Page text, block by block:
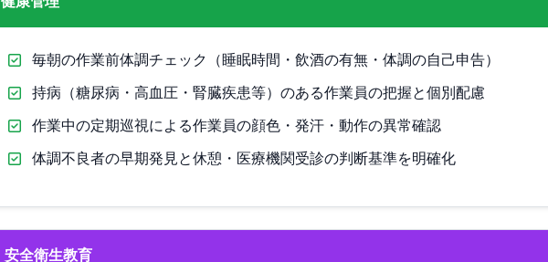
毎朝の作業前体調チェック（睡眠時間・飲酒の有無・体調の自己申告）
持病（糖尿病・高血圧・腎臓疾患等）のある作業員の把握と個別配慮
作業中の定期巡視による作業員の顔色・発汗・動作の異常確認
体調不良者の早期発見と休憩・医療機関受診の判断基準を明確化
安全衛生教育